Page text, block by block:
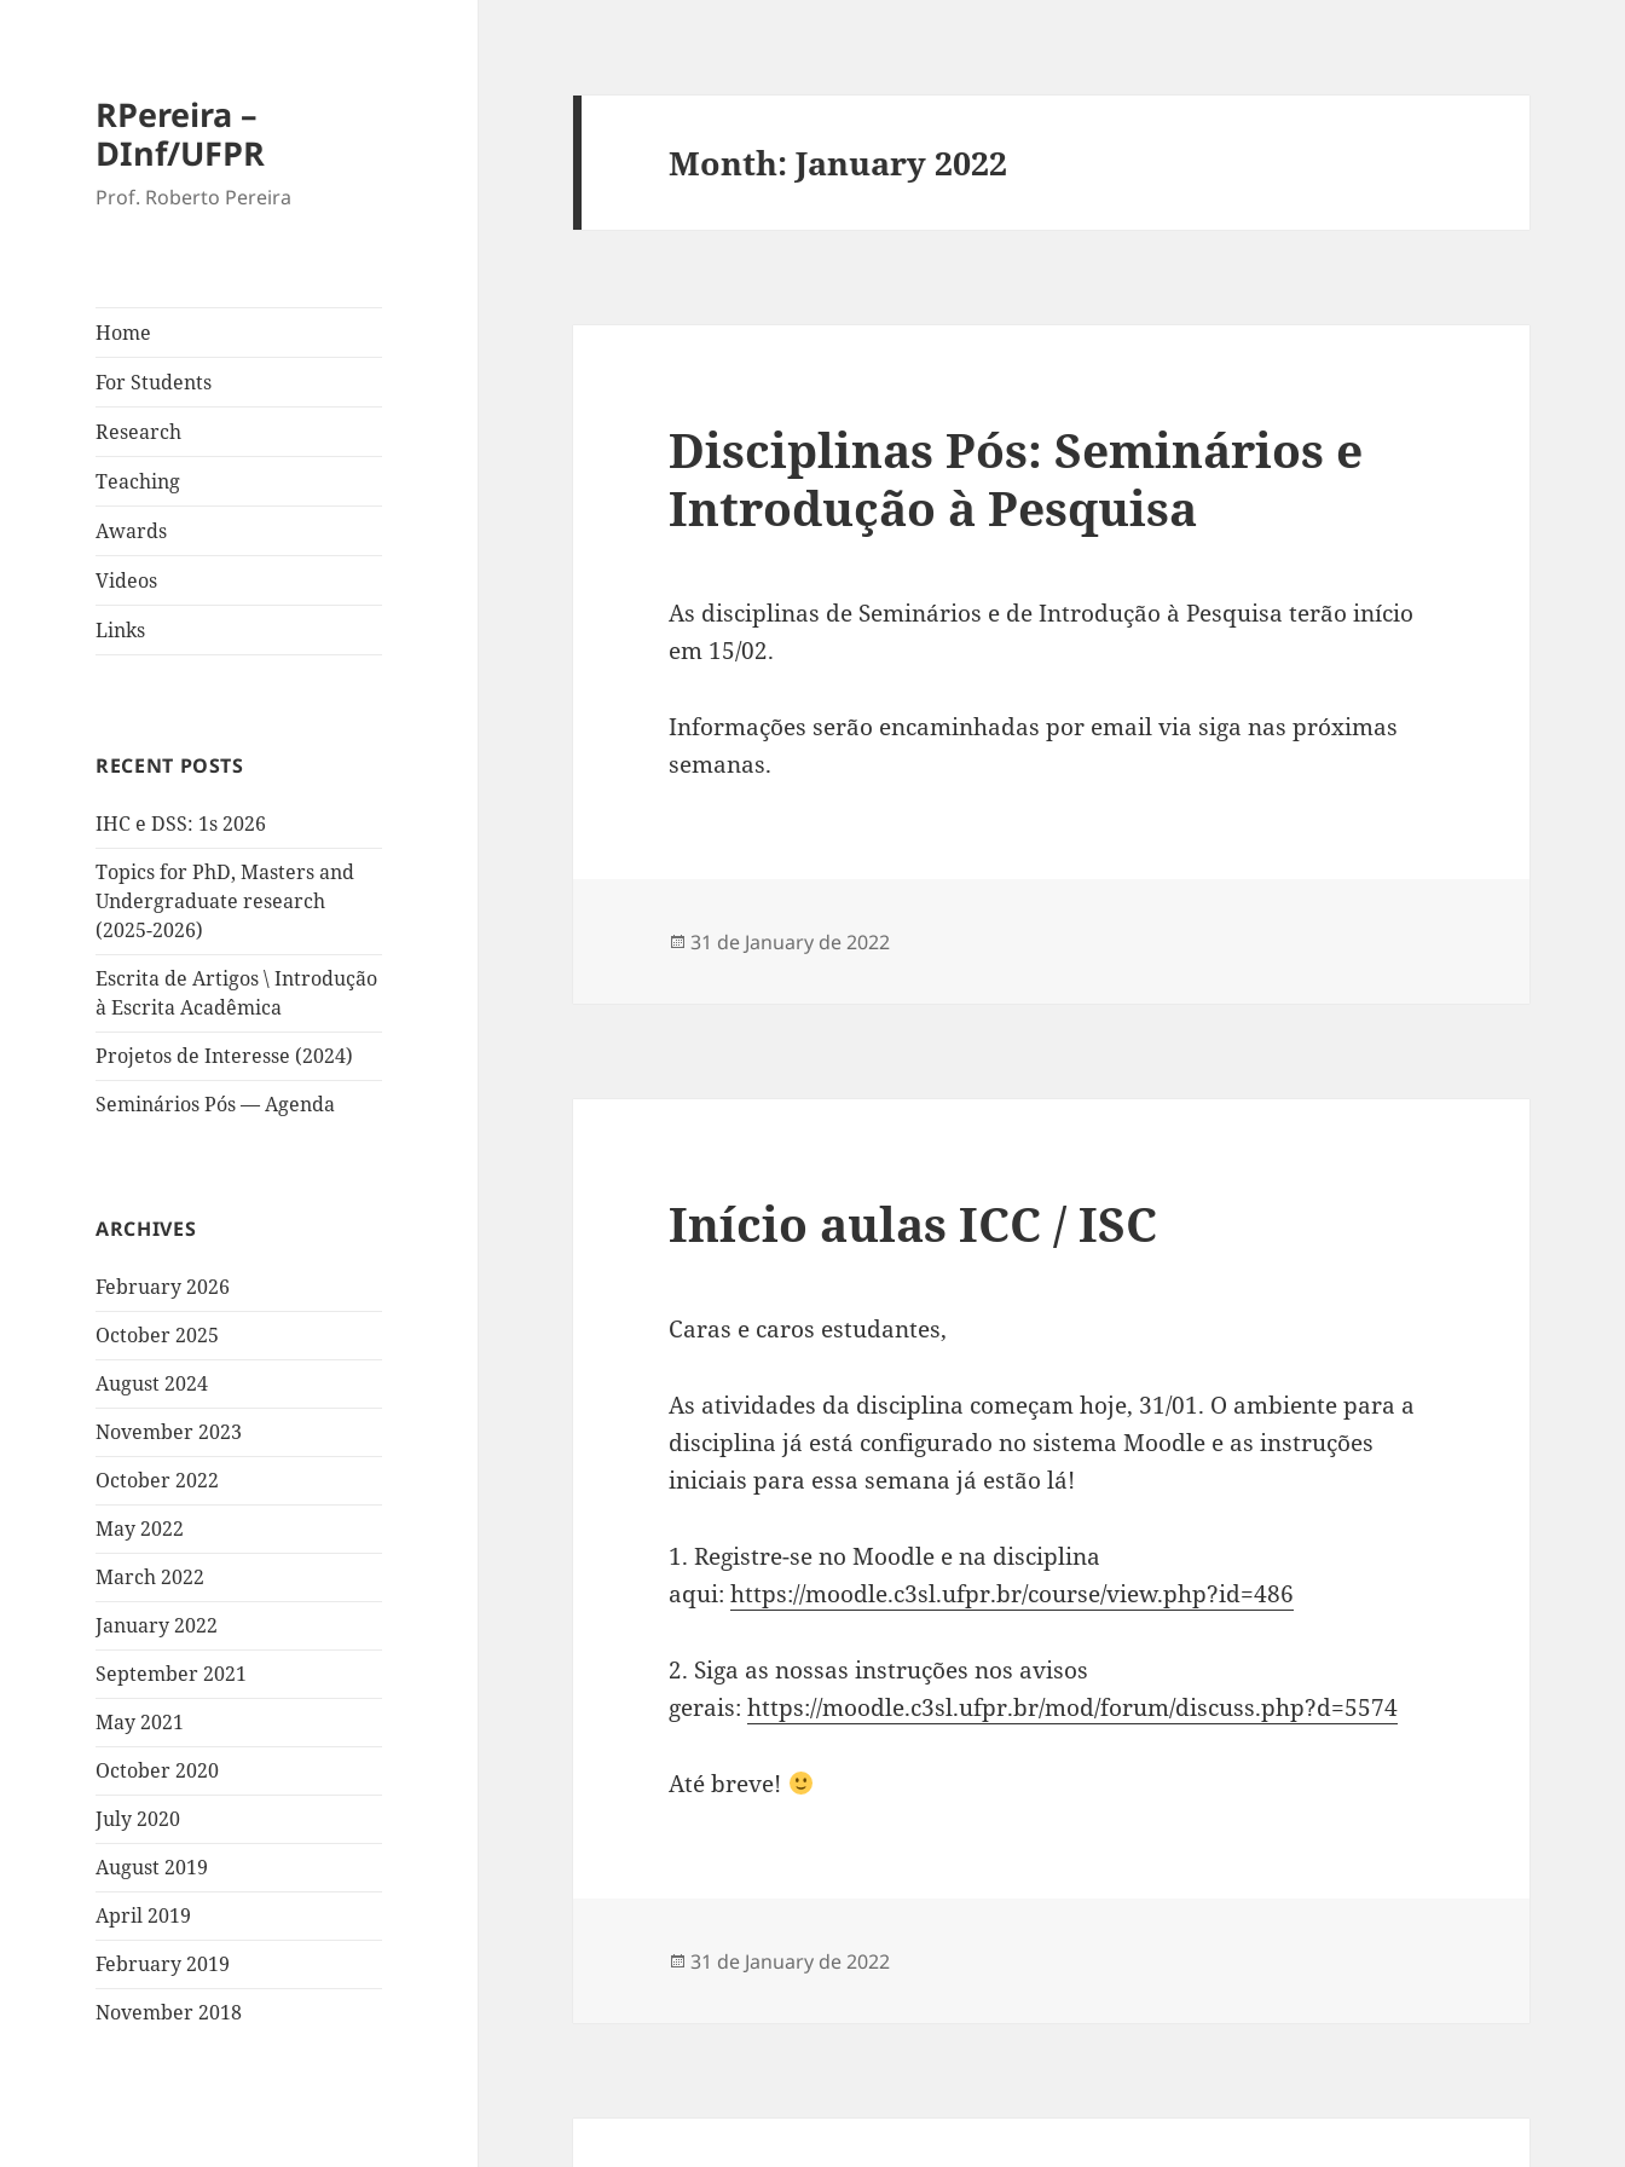
RPereira –
DInf/UFPR
Prof. Roberto Pereira
Home
For Students
Research
Teaching
Awards
Videos
Links
RECENT POSTS
IHC e DSS: 1s 2026
Topics for PhD, Masters and
Undergraduate research
(2025-2026)
Escrita de Artigos \ Introdução
à Escrita Acadêmica
Projetos de Interesse (2024)
Seminários Pós — Agenda
ARCHIVES
February 2026
October 2025
August 2024
November 2023
October 2022
May 2022
March 2022
January 2022
September 2021
May 2021
October 2020
July 2020
August 2019
April 2019
February 2019
November 2018
Month:January 2022
Disciplinas Pós: Seminários e
Introdução à Pesquisa
As disciplinas de Seminários e de Introdução à Pesquisa terão início
em 15/02.
Informações serão encaminhadas por email via siga nas próximas
semanas.
Posted
31 de January de 2022
Início aulas ICC / ISC
Caras e caros estudantes,
As atividades da disciplina começam hoje, 31/01. O ambiente para a
disciplina já está configurado no sistema Moodle e as instruções
iniciais para essa semana já estão lá!
1. Registre-se no Moodle e na disciplina
aqui:https://moodle.c3sl.ufpr.br/course/view.php?id=486
2. Siga as nossas instruções nos avisos
gerais:https://moodle.c3sl.ufpr.br/mod/forum/discuss.php?d=5574
Até breve!
Posted
31 de January de 2022